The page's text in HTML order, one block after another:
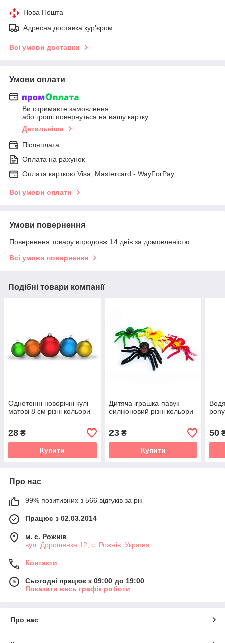
Нова Пошта
Адресна доставка кур'єром
Всі умови доставки
Умови оплати
Ви отримаєте замовлення
або гроші повернуться на вашу картку
Детальніше
Післяплата
Оплата на рахунок
Оплата карткою Visa, Mastercard - WayForPay
Всі умови оплати
Умови повернення
Повернення товару впродовж 14 днів за домовленістю
Всі умови повернення
Подібні товари компанії
Однотонні новорічні кулі
матові 8 см різні кольори
28 ₴
Купити
Дитяча іграшка-павук
силіконовий різні кольори
23₴
Купити
pony
50
Про нас
99% позитивних з 566 відгуків за рік
Працює з 02.03.2014
м. с. Рожнів
вул. Дорошенка 12, с. Рожнів, Україна
Контакти
Сьогодні працює з 09:00 до 19:00
Показати весь графік роботи
Про нас